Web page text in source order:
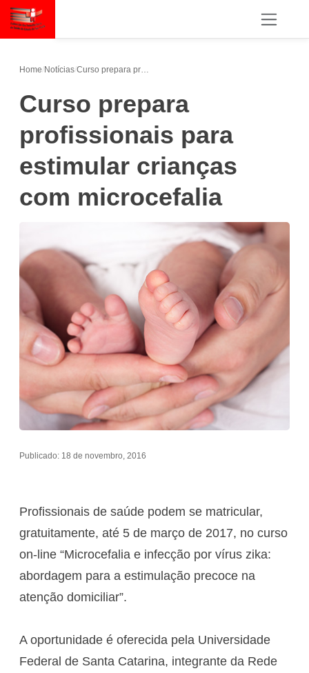
Home/Notícias/
Curso prepara
profissionais para
estimular crianças
com microcefalia
Publicado: 18 de novembro, 2016
Profissionais de saúde podem se matricular,
gratuitamente, até 5 de março de 2017, no curso
on-line “Microcefalia e infecção por vírus zika:
abordagem para a estimulação precoce na
atenção domiciliar”.
A oportunidade é oferecida pela Universidade
Federal de Santa Catarina, integrante da Rede